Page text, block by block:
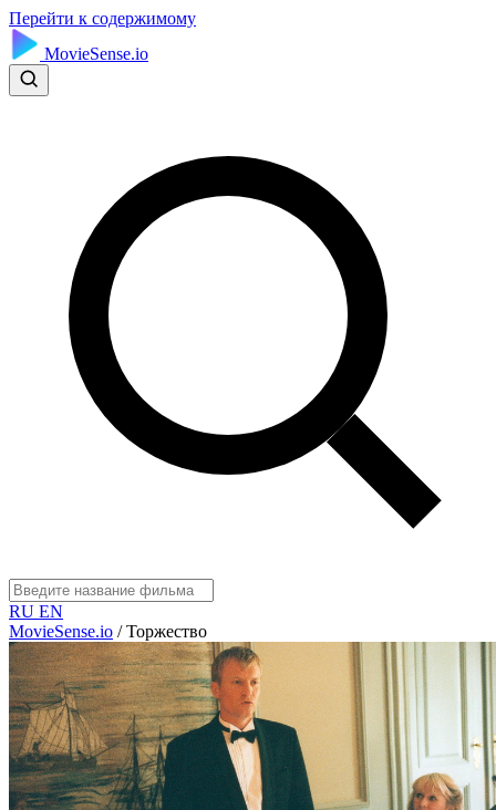
Перейти к содержимому
MovieSense.io
RU EN
MovieSense.io / Торжество